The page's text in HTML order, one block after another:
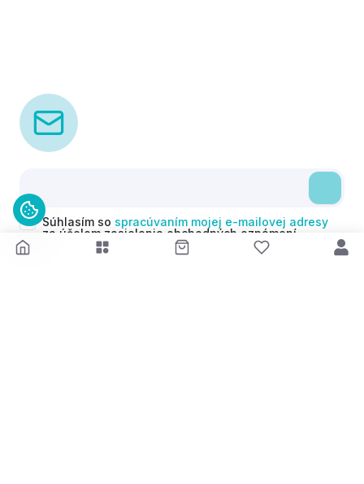
Súhlasím so spracúvaním mojej e-mailovej adresy
za účelom zasielania obchodných oznámení
(newsletterov) v súlade s čl. 6 ods. 1 písm. a)
Nariadenia GDPR. Svoj súhlas môžem kedykoľvek